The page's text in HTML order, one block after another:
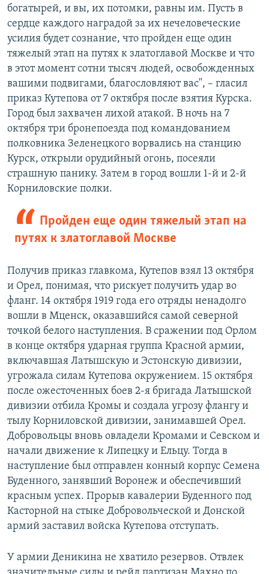
богатырей, и вы, их потомки, равны им. Пусть в
сердце каждого наградой за их нечеловеческие
усилия будет сознание, что пройден еще один
тяжелый этап на путях к златоглавой Москве и что
в этот момент сотни тысяч людей, освобожденных
вашими подвигами, благословляют вас", – гласил
приказ Кутепова от 7 октября после взятия Курска.
Город был захвачен лихой атакой. В ночь на 7
октября три бронепоезда под командованием
полковника Зеленецкого ворвались на станцию
Курск, открыли орудийный огонь, посеяли
страшную панику. Затем в город вошли 1-й и 2-й
Корниловские полки.
Пройден еще один тяжелый этап на
путях к златоглавой Москве
Получив приказ главкома, Кутепов взял 13 октября
и Орел, понимая, что рискует получить удар во
фланг. 14 октября 1919 года его отряды ненадолго
вошли в Мценск, оказавшийся самой северной
точкой белого наступления. В сражении под Орлом
в конце октября ударная группа Красной армии,
включавшая Латышскую и Эстонскую дивизии,
угрожала силам Кутепова окружением. 15 октября
после ожесточенных боев 2-я бригада Латышской
дивизии отбила Кромы и создала угрозу флангу и
тылу Корниловской дивизии, занимавшей Орел.
Добровольцы вновь овладели Кромами и Севском и
начали движение к Липецку и Ельцу. Тогда в
наступление был отправлен конный корпус Семена
Буденного, занявший Воронеж и обеспечивший
красным успех. Прорыв кавалерии Буденного под
Касторной на стыке Добровольческой и Донской
армий заставил войска Кутепова отступать.
У армии Деникина не хватило резервов. Отвлек